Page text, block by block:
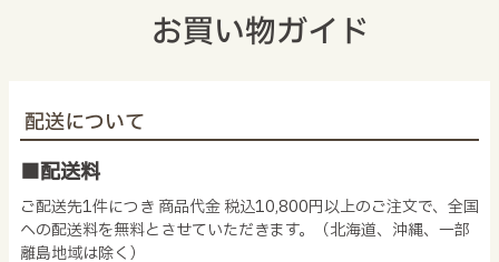
お買い物ガイド
配送について
■配送料
ご配送先1件につき 商品代金 税込10,800円以上のご注文で、全国
への配送料を無料とさせていただきます。（北海道、沖縄、一部
離島地域は除く）